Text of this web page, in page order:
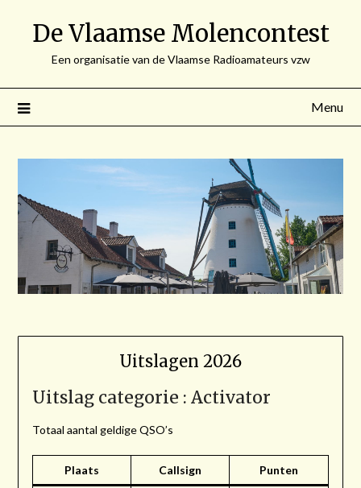
De Vlaamse Molencontest
Een organisatie van de Vlaamse Radioamateurs vzw
Menu
Uitslagen 2026
Uitslag categorie : Activator
Totaal aantal geldige QSO’s
Plaats Callsign Punten